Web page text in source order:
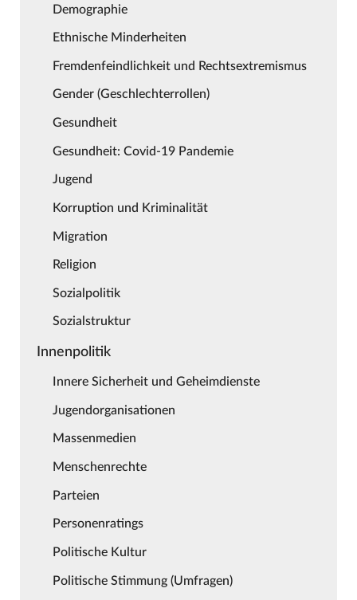
Demographie
Ethnische Minderheiten
Fremdenfeindlichkeit und Rechtsextremismus
Gender (Geschlechterrollen)
Gesundheit
Gesundheit: Covid-19 Pandemie
Jugend
Korruption und Kriminalität
Migration
Religion
Sozialpolitik
Sozialstruktur
Innenpolitik
Innere Sicherheit und Geheimdienste
Jugendorganisationen
Massenmedien
Menschenrechte
Parteien
Personenratings
Politische Kultur
Politische Stimmung (Umfragen)